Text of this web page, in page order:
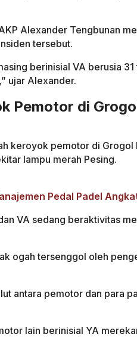
Alexander Tengbunan
tersebut.
berinisial VA berusia 31
ujar Alexander.
Pemotor di
keroyok pemotor di Grogol
lampu merah Pesing.
Pedal Padel
VA sedang beraktivitas
ogah tersenggol oleh
antara pemotor dan para
lain berinisial YA